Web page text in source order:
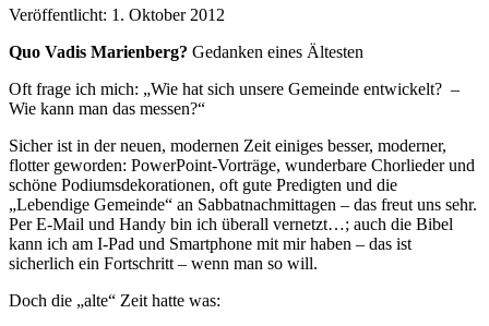
Veröffentlicht: 1. Oktober 2012
Quo Vadis Marienberg? Gedanken eines Ältesten
Oft frage ich mich: „Wie hat sich unsere Gemeinde entwickelt? –
Wie kann man das messen?“
Sicher ist in der neuen, modernen Zeit einiges besser, moderner,
flotter geworden: PowerPoint-Vorträge, wunderbare Chorlieder und
schöne Podiumsdekorationen, oft gute Predigten und die
„Lebendige Gemeinde“ an Sabbatnachmittagen – das freut uns sehr.
Per E-Mail und Handy bin ich überall vernetzt…; auch die Bibel
kann ich am I-Pad und Smartphone mit mir haben – das ist
sicherlich ein Fortschritt – wenn man so will.
Doch die „alte“ Zeit hatte was: